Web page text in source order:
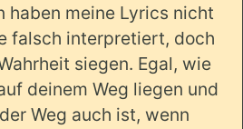
haben meine Lyrics nicht
falsch interpretiert, doch
siegen. Egal, wie
deinem Weg liegen und
Weg auch ist, wenn